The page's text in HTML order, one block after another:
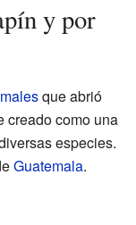
y por
que abrió
creado como una
especies.
Guatemala.